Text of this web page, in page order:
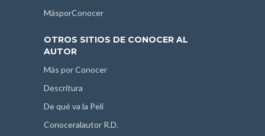
MásporConocer
OTROS SITIOS DE CONOCER AL
AUTOR
Más por Conocer
Descritura
De qué va la Peli
Conoceralautor R.D.